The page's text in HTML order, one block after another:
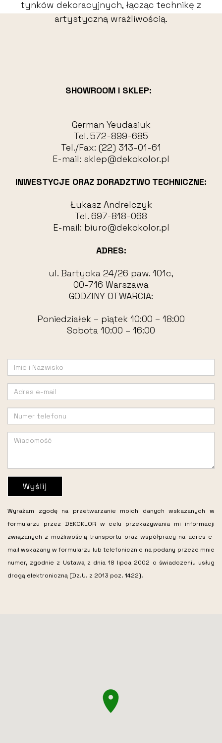
tynków dekoracyjnych, łącząc technikę z
artystyczną wrażliwością.
SHOWROOM I SKLEP:
German Yeudasiuk
Tel. 572-899-685
Tel./Fax: (22) 313-01-61
E-mail: sklep@dekokolor.pl
INWESTYCJE ORAZ DORADZTWO TECHNICZNE:
Łukasz Andrelczyk
Tel. 697-818-068
E-mail: biuro@dekokolor.pl
ADRES:
ul. Bartycka 24/26 paw. 101c,
00-716 Warszawa
GODZINY OTWARCIA:
Poniedziałek – piątek 10:00 – 18:00
Sobota 10:00 – 16:00
Wyślij
Wyrażam zgodę na przetwarzanie moich danych wskazanych w
formularzu przez DEKOKLOR w celu przekazywania mi informacji
związanych z możliwością transportu oraz współpracy na adres e-
mail wskazany w formularzu lub telefonicznie na podany przeze mnie
numer, zgodnie z Ustawą z dnia 18 lipca 2002 o świadczeniu usług
drogą elektroniczną (Dz.U. z 2013 poz. 1422).